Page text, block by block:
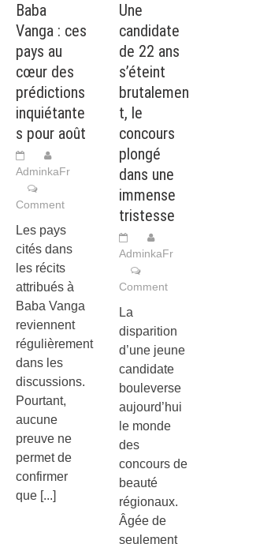
Baba
Vanga : ces
pays au
cœur des
prédictions
inquiétante
s pour août
AdminkaFr
Comment
Les pays
cités dans
les récits
attribués à
Baba Vanga
reviennent
régulièrement
dans les
discussions.
Pourtant,
aucune
preuve ne
permet de
confirmer
que [...]
Une
candidate
de 22 ans
s’éteint
brutalemen
t, le
concours
plongé
dans une
immense
tristesse
AdminkaFr
Comment
La
disparition
d’une jeune
candidate
bouleverse
aujourd’hui
le monde
des
concours de
beauté
régionaux.
Âgée de
seulement